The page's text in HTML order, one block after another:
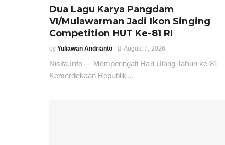
Dua Lagu Karya Pangdam
VI/Mulawarman Jadi Ikon Singing
Competition HUT Ke-81 RI
by Yuliawan Andrianto August 7, 2026
Nisita.Info -- Memperingati Hari Ulang Tahun ke-81
Kemerdekaan Republik…